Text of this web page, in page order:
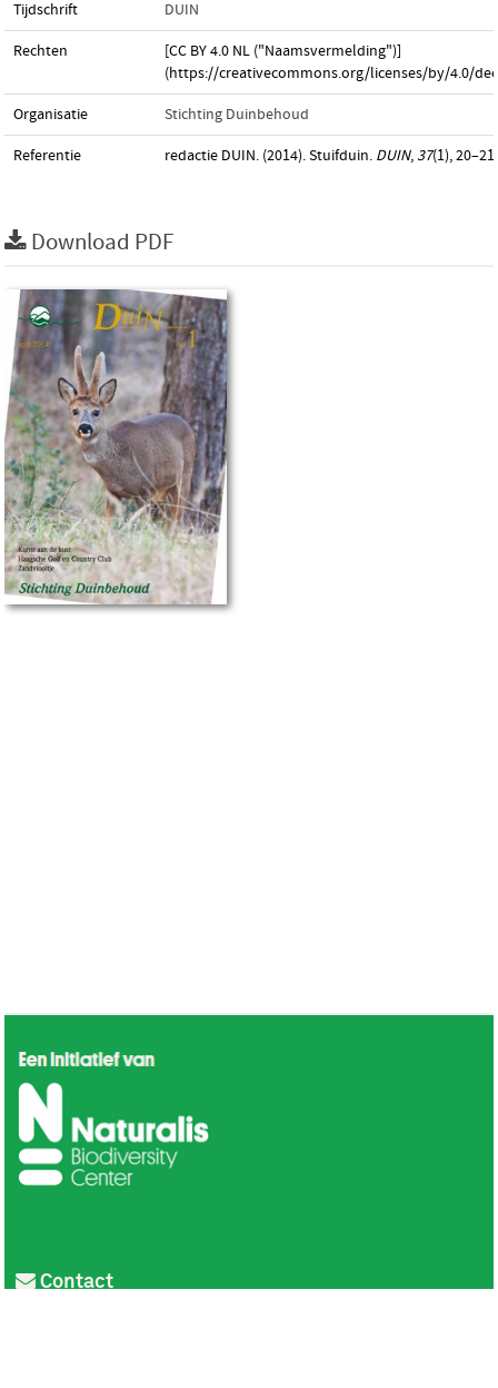
Tijdschrift DUIN
Rechten
[CC BY 4.0 NL ("Naamsvermelding")]
(https://creativecommons.org/licenses/by/4.0/
Organisatie Stichting Duinbehoud
Referentie redactie DUIN. (2014). Stuifduin. DUIN, 37(1), 20–21.
Download PDF
Contact